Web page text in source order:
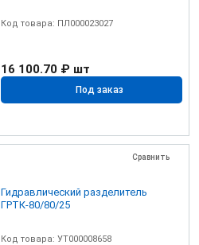
Код товара: ПЛ000023027
16 100.70 ₽ шт
Под заказ
Сравнить
Гидравлический разделитель
ГРТК-80/80/25
Код товара: УТ000008658